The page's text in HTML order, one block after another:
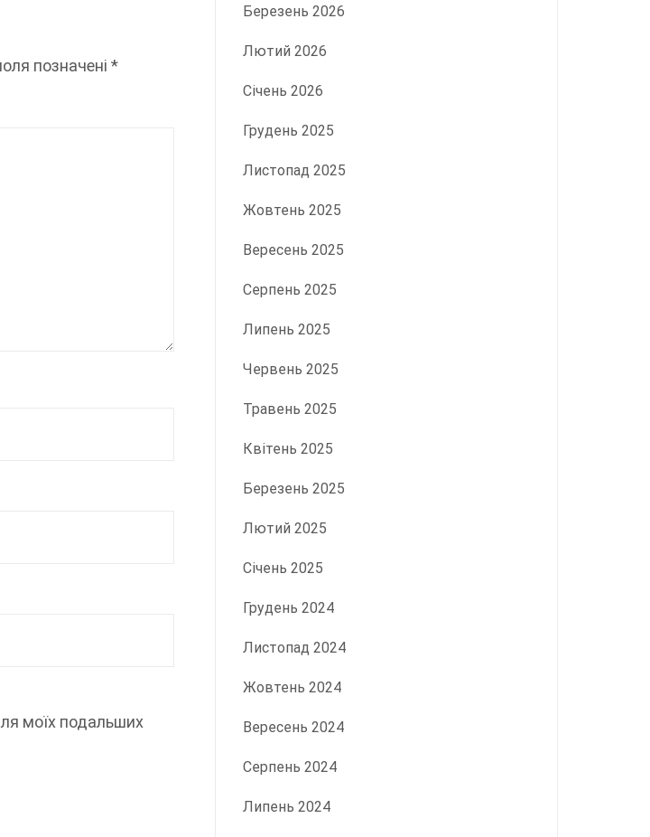
позначені *
моїх подальших
Березень 2026
Лютий 2026
Січень 2026
Грудень 2025
Листопад 2025
Жовтень 2025
Вересень 2025
Серпень 2025
Липень 2025
Червень 2025
Травень 2025
Квітень 2025
Березень 2025
Лютий 2025
Січень 2025
Грудень 2024
Листопад 2024
Жовтень 2024
Вересень 2024
Серпень 2024
Липень 2024